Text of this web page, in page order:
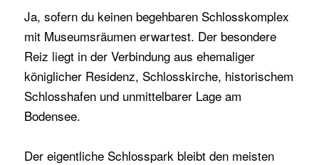
Ja, sofern du keinen begehbaren Schlosskomplex
mit Museumsräumen erwartest. Der besondere
Reiz liegt in der Verbindung aus ehemaliger
königlicher Residenz, Schlosskirche, historischem
Schlosshafen und unmittelbarer Lage am
Bodensee.
Der eigentliche Schlosspark bleibt den meisten